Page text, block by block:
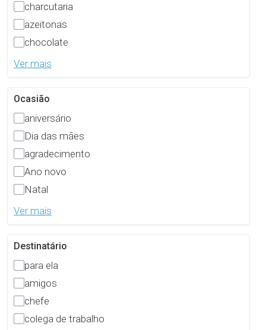
charcutaria
azeitonas
chocolate
Ver mais
Ocasião
aniversário
Dia das mães
agradecimento
Ano novo
Natal
Ver mais
Destinatário
para ela
amigos
chefe
colega de trabalho